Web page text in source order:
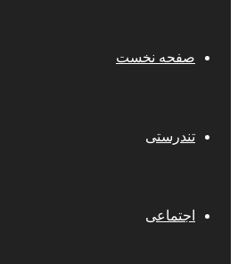
صفحه نخست
تندرستی
اجتماعی